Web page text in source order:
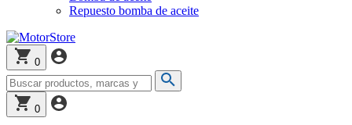
Repuesto bomba de aceite
0
0